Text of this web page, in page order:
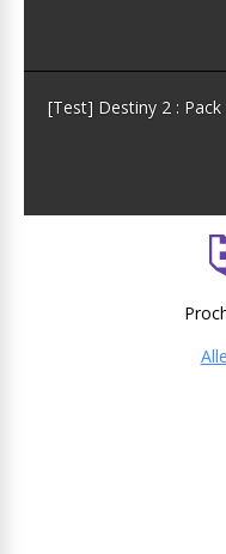
[Test] Destiny 2 :